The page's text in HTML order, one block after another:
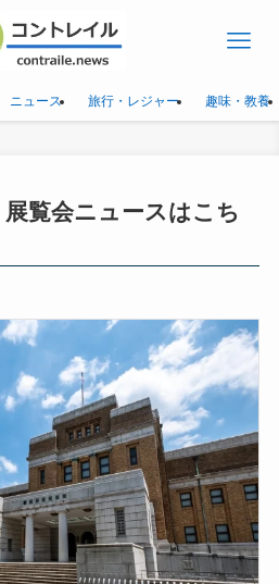
ニュース 旅行・レジャー 趣味・教養
覧会ニュースはこち